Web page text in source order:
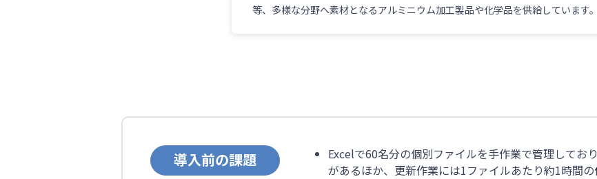
等、多様な分野へ素材となるアルミニウム加工製品や化学品を供給しています。
導入前の課題
Excelで60名分の個別ファイルを手作業で管理してお
があるほか、更新作業には1ファイルあたり約1時間